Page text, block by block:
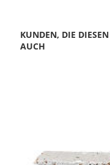
KUNDEN, DIE
AUCH